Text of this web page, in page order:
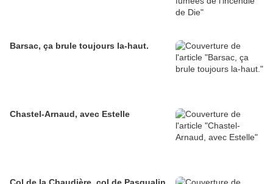
Barsac, ça brule toujours la-haut.
Chastel-Arnaud, avec Estelle